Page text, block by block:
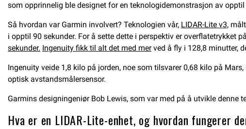
som opprinnelig ble designet for en teknologidemonstrasjon av
Så hvordan var Garmin involvert? Teknologien vår, LIDAR-Lite v3,
i opptil 90 sekunder. For å sette dette i perspektiv er overflatetrykket
sekunder. Ingenuity fikk til alt det med merved å fly i 128,8 minutter,
Ingenuity veide 1,8 kilo på jorden, noe som tilsvarer 0,68 kilo på
optisk avstandsmålersensor.
Garmins designingeniør Bob Lewis, som var med på å utvikle denne
Hva er en LIDAR-Lite-enhet, og hvordan fungerer